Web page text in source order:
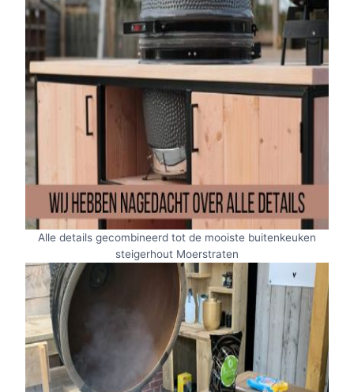
Alle details gecombineerd tot de mooiste buitenkeuken
steigerhout Moerstraten